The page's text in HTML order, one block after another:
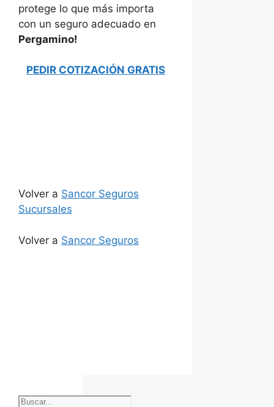
protege lo que más importa
con un seguro adecuado en
Pergamino!
PEDIR COTIZACIÓN GRATIS
Volver a Sancor Seguros
Sucursales
Volver a Sancor Seguros
Buscar: